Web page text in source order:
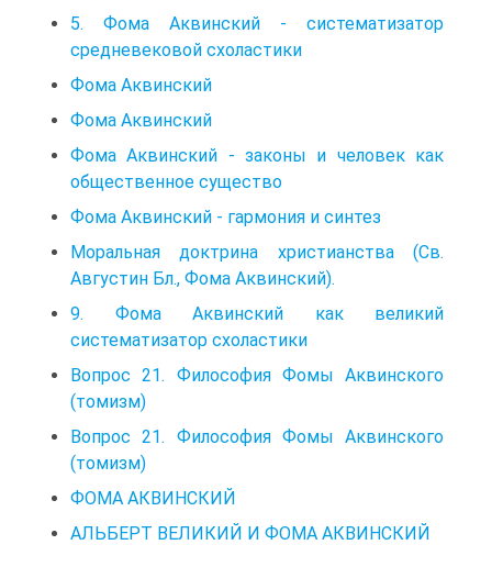
5. Фома Аквинский - систематизатор
средневековой схоластики
Фома Аквинский
Фома Аквинский
Фома Аквинский - законы и человек как
общественное существо
Фома Аквинский - гармония и синтез
Моральная доктрина христианства (Св.
Августин Бл., Фома Аквинский).
9. Фома Аквинский как великий
систематизатор схоластики
Вопрос 21. Философия Фомы Аквинского
(томизм)
Вопрос 21. Философия Фомы Аквинского
(томизм)
ФОМА АКВИНСКИЙ
АЛЬБЕРТ ВЕЛИКИЙ И ФОМА АКВИНСКИЙ